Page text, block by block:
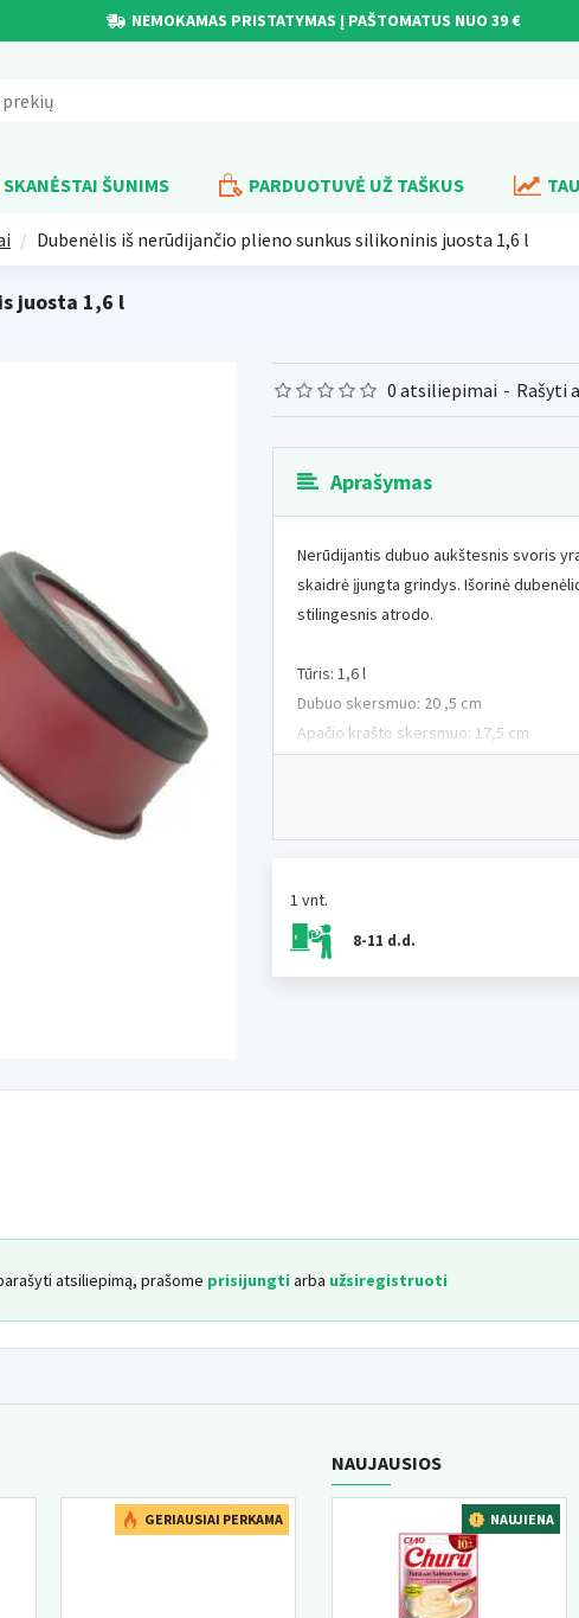
NEMOKAMAS PRISTATYMAS Į PAŠTOMATUS NUO 39 €
SKANĖSTAI ŠUNIMS PARDUOTUVĖ UŽ TAŠKUS
Dubenėlis iš nerūdijančio plieno sunkus silikoninis juosta 1,6 l
juosta 1,6 l
0 atsiliepimai - Rašyti
1 vnt.
8-11 d.d.
Aprašymas
Nerūdijantis dubuo aukštesnis svoris
skaidrė įjungta grindys. Išorinė
stilingesnis atrodo.
Tūris: 1,6 l
Dubuo skersmuo: 20 ,5 cm
Apačio krašto skersmuo: 17,5 cm
Aukštis: 7 cm
atsiliepimą, prašome prisijungti arba užsiregistruoti
GERIAUSIAI PERKAMA
NAUJAUSIOS
NAUJIENA NAUJIENA